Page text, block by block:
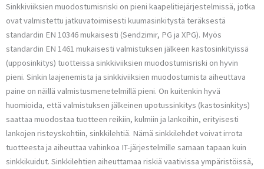
Sinkkiviiksien muodostumisriski on pieni kaapelitiejärjestelmissä, jotka
ovat valmistettu jatkuvatoimisesti kuumasinkitystä teräksestä
standardin EN 10346 mukaisesti (Sendzimir, PG ja XPG). Myös
standardin EN 1461 mukaisesti valmistuksen jälkeen kastosinkityissä
(upposinkitys) tuotteissa sinkkiviiksien muodostumisriski on hyvin
pieni. Sinkin laajenemista ja sinkkiviiksien muodostumista aiheuttava
paine on näillä valmistusmenetelmillä pieni. On kuitenkin hyvä
huomioida, että valmistuksen jälkeinen upotussinkitys (kastosinkitys)
saattaa muodostaa tuotteen reikiin, kulmiin ja lankoihin, erityisesti
lankojen risteyskohtiin, sinkkilehtiä. Nämä sinkkilehdet voivat irrota
tuotteesta ja aiheuttaa vahinkoa IT-järjestelmille samaan tapaan kuin
sinkkikuidut. Sinkkilehtien aiheuttamaa riskiä vaativissa ympäristöissä,